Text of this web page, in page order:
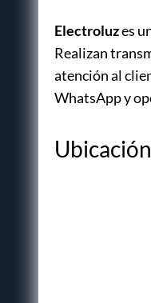
Electroluzes
Realizan
atención al
WhatsApp y
Ubicación